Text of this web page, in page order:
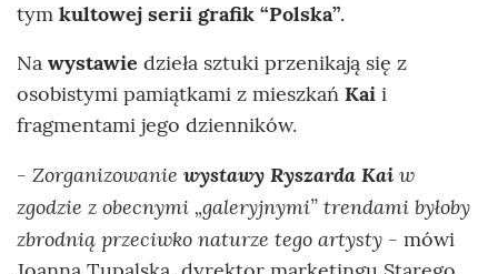
tym kultowej serii grafik “Polska”.
Na wystawie dzieła sztuki przenikają się z
osobistymi pamiątkami z mieszkań Kai i
fragmentami jego dzienników.
- Zorganizowanie wystawy Ryszarda Kai w
zgodzie z obecnymi „galeryjnymi” trendami byłoby
zbrodnią przeciwko naturze tego artysty - mówi